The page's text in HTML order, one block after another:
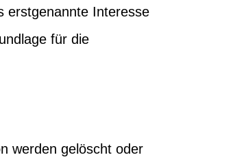
erstgenannte Interesse
für die
werden gelöscht oder